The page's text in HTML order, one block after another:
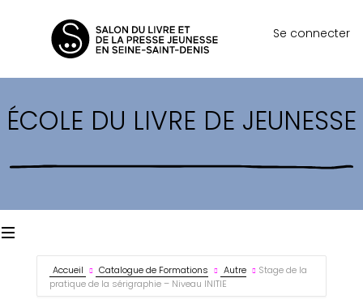
Se connecter
ÉCOLE DU LIVRE DE JEUNESSE
Accueil Catalogue de Formations Autre
Stage de la
pratique de la sérigraphie – Niveau INITIE